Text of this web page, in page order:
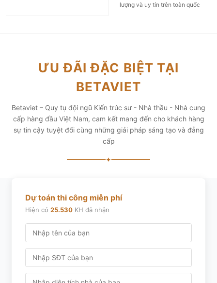
lượng và uy tín trên toàn quốc
ƯU ĐÃI ĐẶC BIỆT TẠI
BETAVIET
Betaviet – Quy tụ đội ngũ Kiến trúc sư - Nhà thầu - Nhà cung
cấp hàng đầu Việt Nam, cam kết mang đến cho khách hàng
sự tin cậy tuyệt đối cùng những giải pháp sáng tạo và đẳng
cấp
✦
Dự toán thi công miễn phí
Hiện có 25.530 KH đã nhận